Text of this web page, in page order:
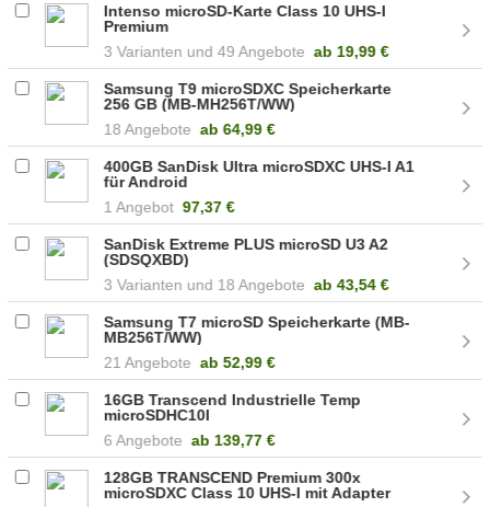
Intenso microSD-Karte Class 10 UHS-I
Premium
3
49 Angebote ab 19,99 €
Samsung T9 microSDXC Speicherkarte
256 GB (MB-MH256T/WW)
18 Angebote ab 64,99 €
400GB SanDisk Ultra microSDXC UHS-I A1
für Android
1 Angebot 97,37 €
SanDisk Extreme PLUS microSD U3 A2
(SDSQXBD)
3
18 Angebote ab43,54 €
Samsung T7 microSD Speicherkarte (MB-
MB256T/WW)
21 Angebote ab 52,99 €
16GB Transcend Industrielle Temp
microSDHC10I
6 Angebote ab 139,77 €
128GB TRANSCEND Premium 300x
microSDXC Class 10 UHS-I mit Adapter